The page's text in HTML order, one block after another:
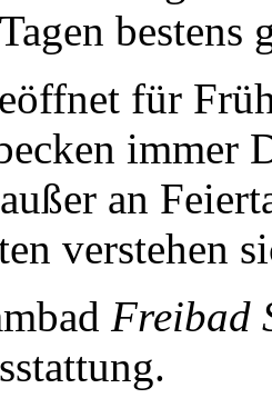
bestens
für
immer
an
verstehen
Freibad